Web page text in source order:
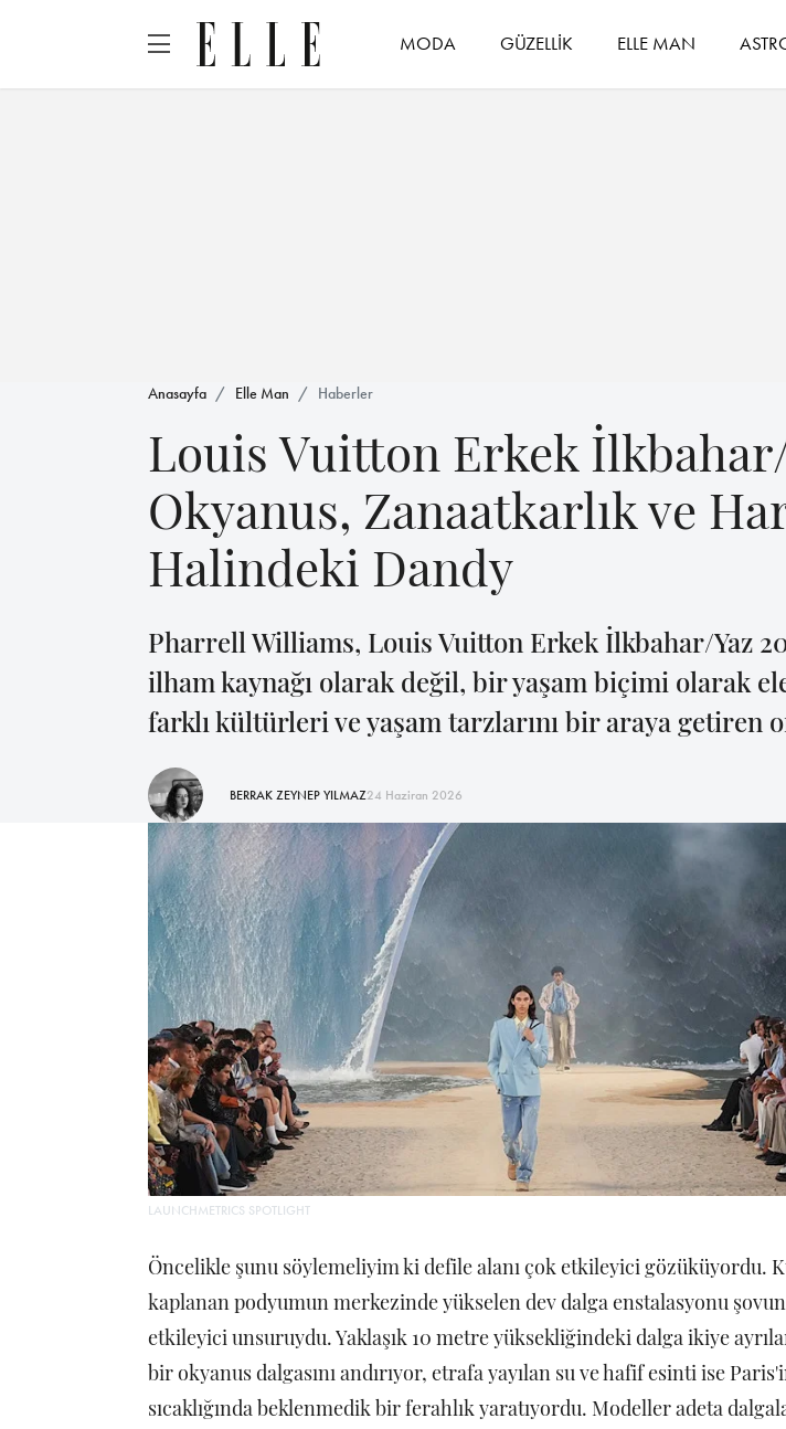
MODA GÜZELLİK ELLE MAN
Anasayfa Elle Man Haberler
Louis Vuitton Erkek İlkbahar/
Okyanus, Zanaatkarlık ve
Halindeki Dandy
Pharrell Williams, Louis Vuitton Erkek İlkbahar/Yaz
ilham kaynağı olarak değil, bir yaşam biçimi olarak
farklı kültürleri ve yaşam tarzlarını bir araya getiren
BERRAK ZEYNEP YILMAZ24 Haziran 2026
LAUNCHMETRICS SPOTLIGHT
Öncelikle şunu söylemeliyim ki defile alanı çok etkileyici gözüküyordu.
kaplanan podyumun merkezinde yükselen dev dalga enstalasyonu
etkileyici unsuruydu. Yaklaşık 10 metre yüksekliğindeki dalga ikiye
bir okyanus dalgasını andırıyor, etrafa yayılan su ve hafif esinti ise
sıcaklığında beklenmedik bir ferahlık yaratıyordu. Modeller adeta